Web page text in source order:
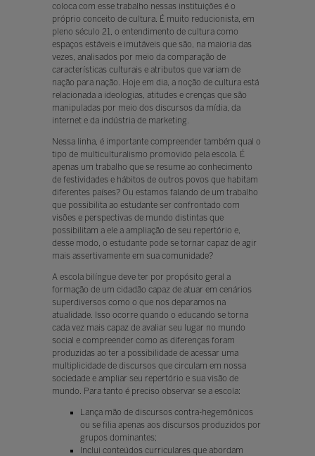
coloca com esse trabalho nessas instituições é o
próprio conceito de cultura. É muito reducionista, em
pleno século 21, o entendimento de cultura como
espaços estáveis e imutáveis que são, na maioria das
vezes, analisados por meio da comparação de
características culturais e atributos que variam de
nação para nação. Hoje em dia, a noção de cultura está
relacionada a ideologias, atitudes e crenças que são
manipuladas por meio dos discursos da mídia, da
internet e da indústria de marketing.
Nessa linha, é importante compreender também qual o
tipo de multiculturalismo promovido pela escola. É
apenas um trabalho que se resume ao conhecimento
de festividades e hábitos de outros povos que habitam
diferentes países? Ou estamos falando de um trabalho
que possibilita ao estudante ser confrontado com
visões e perspectivas de mundo distintas que
possibilitam a ele a ampliação de seu repertório e,
desse modo, o estudante pode se tornar capaz de agir
mais assertivamente em sua comunidade?
A escola bilíngue deve ter por propósito geral a
formação de um cidadão capaz de atuar em cenários
superdiversos como o que nos deparamos na
atualidade. Isso ocorre quando o educando se torna
cada vez mais capaz de avaliar seu lugar no mundo
social e compreender como as diferenças foram
produzidas ao ter a possibilidade de acessar uma
multiplicidade de discursos que circulam em nossa
sociedade e ampliar seu repertório e sua visão de
mundo. Para tanto é preciso observar se a escola:
Lança mão de discursos contra-hegemônicos
ou se ﬁlia apenas aos discursos produzidos por
grupos dominantes;
Inclui conteúdos curriculares que abordam